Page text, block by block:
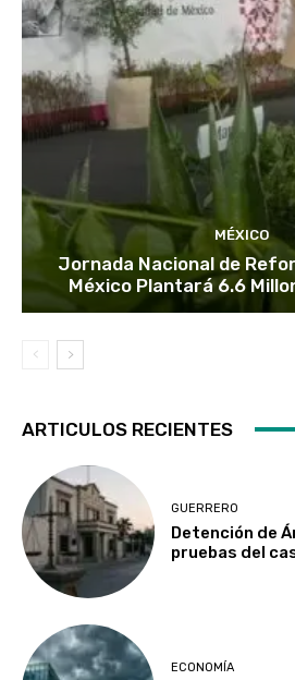
MÉXICO
Jornada Nacional de
México Plantará 6.6
ARTICULOS RECIENTES
GUERRERO
Detención de
pruebas del
ECONOMÍA